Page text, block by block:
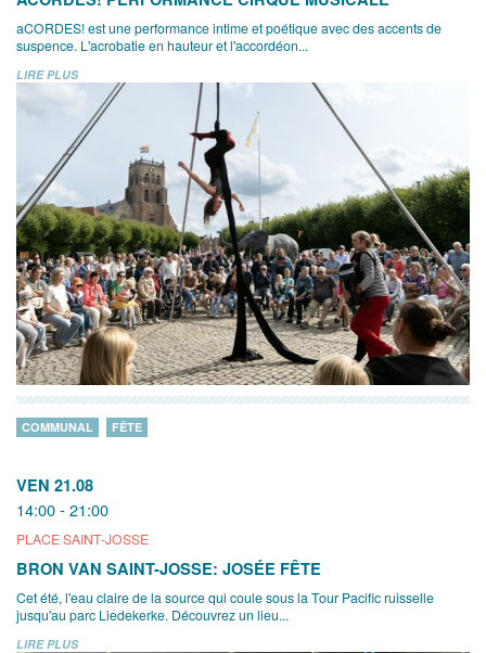
aCORDES! est une performance intime et poétique avec des accents de
suspence. L'acrobatie en hauteur et l'accordéon...
LIRE PLUS
VEN 21.08
14:00 - 21:00
PLACE SAINT-JOSSE
COMMUNAL FÊTE
BRON VAN SAINT-JOSSE: JOSÉE FÊTE
Cet été, l'eau claire de la source qui coule sous la Tour Pacific ruisselle
jusqu'au parc Liedekerke. Découvrez un lieu...
LIRE PLUS